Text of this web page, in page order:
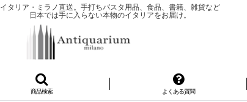
イタリア・ミラノ直送。手打ちパスタ用品、食品、書籍、雑貨など
日本では手に入らない本物のイタリアをお届け。
商品検索 よくある質問